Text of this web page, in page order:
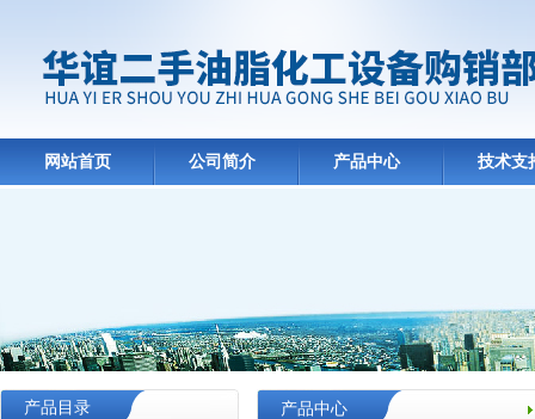
网站首页 公司简介 产品中心 技术支
产品目录 产品中心